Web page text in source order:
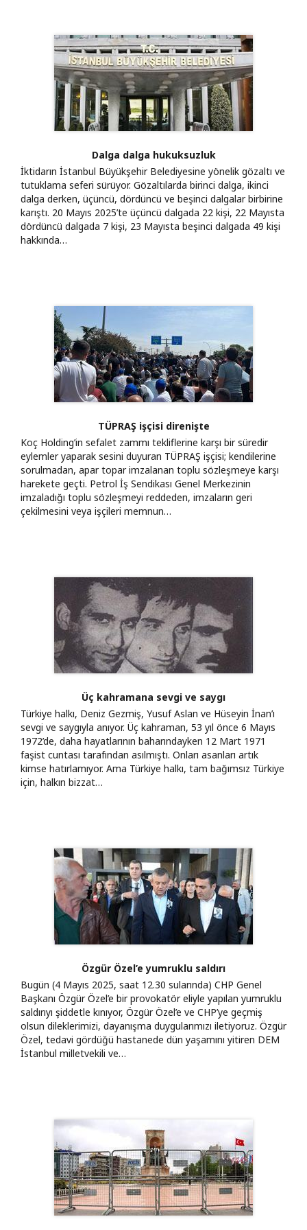
Dalga dalga hukuksuzluk
İktidarın İstanbul Büyükşehir Belediyesine yönelik gözaltı ve
tutuklama seferi sürüyor. Gözaltılarda birinci dalga, ikinci
dalga derken, üçüncü, dördüncü ve beşinci dalgalar birbirine
karıştı. 20 Mayıs 2025’te üçüncü dalgada 22 kişi, 22 Mayısta
dördüncü dalgada 7 kişi, 23 Mayısta beşinci dalgada 49 kişi
hakkında…
TÜPRAŞ işçisi direnişte
Koç Holding’in sefalet zammı tekliflerine karşı bir süredir
eylemler yaparak sesini duyuran TÜPRAŞ işçisi; kendilerine
sorulmadan, apar topar imzalanan toplu sözleşmeye karşı
harekete geçti. Petrol İş Sendikası Genel Merkezinin
imzaladığı toplu sözleşmeyi reddeden, imzaların geri
çekilmesini veya işçileri memnun…
Üç kahramana sevgi ve saygı
Türkiye halkı, Deniz Gezmiş, Yusuf Aslan ve Hüseyin İnan’ı
sevgi ve saygıyla anıyor. Üç kahraman, 53 yıl önce 6 Mayıs
1972’de, daha hayatlarının baharındayken 12 Mart 1971
faşist cuntası tarafından asılmıştı. Onları asanları artık
kimse hatırlamıyor. Ama Türkiye halkı, tam bağımsız Türkiye
için, halkın bizzat…
Özgür Özel’e yumruklu saldırı
Bugün (4 Mayıs 2025, saat 12.30 sularında) CHP Genel
Başkanı Özgür Özel’e bir provokatör eliyle yapılan yumruklu
saldırıyı şiddetle kınıyor, Özgür Özel’e ve CHP’ye geçmiş
olsun dileklerimizi, dayanışma duygularımızı iletiyoruz. Özgür
Özel, tedavi gördüğü hastanede dün yaşamını yitiren DEM
İstanbul milletvekili ve…